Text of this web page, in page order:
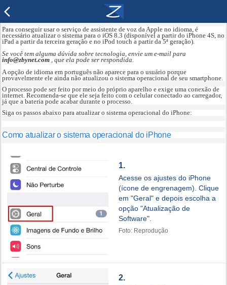
arrow_back_ios
Para conseguir usar o serviço de assistente de voz da Apple no idioma, é
necessário atualizar o sistema para o iOS 8.3 (disponível a partir do iPhone 4S, no
iPad a partir da terceira geração e no iPod touch a partir da 5ª geração).
Se você tem alguma dúvida sobre tecnologia, envie um e-mail para
info@zbynet.com , que ela pode ser respondida.
A opção de idioma em português não aparece para o usuário porque
provavelmente ele ainda não atualizou o sistema operacional de seu smartphone.
O processo pode ser feito por meio do próprio aparelho e exige uma conexão de
internet. Recomenda-se que ele seja feito com o celular conectado ao carregador,
já que a bateria pode acabar durante o processo.
Siga os passos abaixo para atualizar o sistema operacional do iPhone:
Como atualizar o sistema operacional do iPhone
1.
Acesse os ajustes do iPhone
(ícone de engrenagem). Clique
em "Geral" e depois escolha a
opção "Atualização de
Software".
Foto: Reprodução
2.